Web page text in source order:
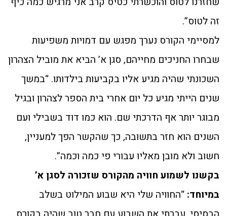
זה לטוס”.
למסיימי הקורס נערך מפגש עם דמויות משפיעות
שבחרו החניכים מחייהם, סגן א’ הביא את מוביל הצהרון
השכונתי שהיה מגיע אליו בקביעות בילדותו. “במשך
שנים הייתי מגיע כל יום אחרי בית הספר לצהרון ובגיל
מבוגר יותר אף הדרכתי שם. הוא כמו דוד בשבילי ועם
השנים הוא חזר בתשובה, כך שהקשר הפך למעניין,
חשוב ולא מובן מאליו עבורי פי כמה וכמה”.
בקשנו לשמוע חוויה מהקורס שזכורה לסגן א’
במיוחד: “החוויה שלי היא שבוע המילוט בשלב